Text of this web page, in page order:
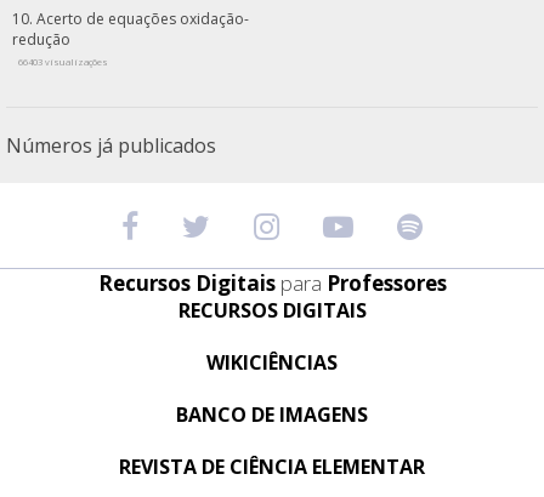
Acerto de equações oxidação-
redução
66403 visualizações
Números já publicados
Recursos Digitais para Professores
RECURSOS DIGITAIS
WIKICIÊNCIAS
BANCO DE IMAGENS
REVISTA DE CIÊNCIA ELEMENTAR